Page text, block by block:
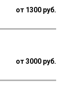
от 1300 руб.
от 3000 руб.